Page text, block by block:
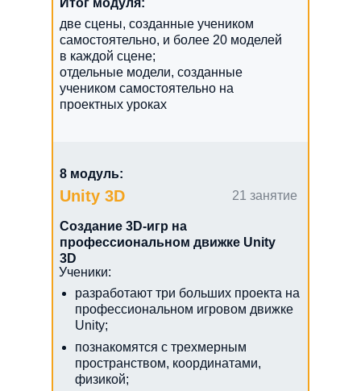
8 модуль:
Unity 3D 21 занятие
Ученики:
Создание 3D-игр на
профессиональном движке Unity
3D
разработают три больших проекта на
профессиональном игровом движке
Unity;
познакомятся с трехмерным
пространством, координатами,
физикой;
две сцены, созданные учеником
самостоятельно, и более 20 моделей
в каждой сцене;
отдельные модели, созданные
учеником самостоятельно на
проектных уроках
Итог модуля: